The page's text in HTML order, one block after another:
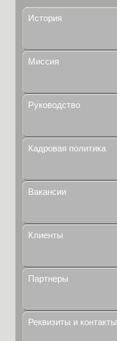
История
Миссия
Руководство
Кадровая политика
Вакансии
Клиенты
Партнеры
Реквизиты и контакты